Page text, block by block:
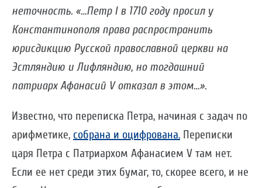
неточность. «…Петр I в 1710 году просил у
Константинополя права распространить
юрисдикцию Русской православной церкви на
Эстляндию и Лифляндию, но тогдашний
патриарх Афанасий V отказал в этом…».
Известно, что переписка Петра, начиная с задач по
арифметике, собрана и оцифрована. Переписки
царя Петра с Патриархом Афанасием V там нет.
Если ее нет среди этих бумаг, то, скорее всего, и не